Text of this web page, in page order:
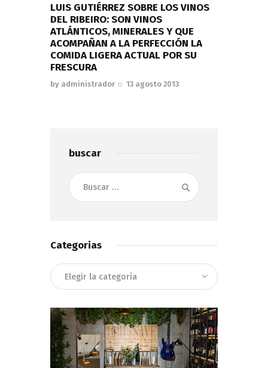
LUIS GUTIÉRREZ SOBRE LOS VINOS
DEL RIBEIRO: SON VINOS
ATLÁNTICOS, MINERALES Y QUE
ACOMPAÑAN A LA PERFECCIÓN LA
COMIDA LIGERA ACTUAL POR SU
FRESCURA
by administrador 13 agosto 2013
buscar
Buscar:
Categorias
Categorias